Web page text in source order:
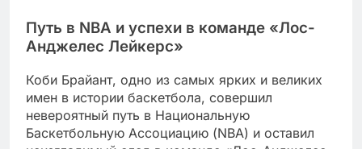
Путь в NBA и успехи в команде «Лос-
Анджелес Лейкерс»
Коби Брайант, одно из самых ярких и великих
имен в истории баскетбола, совершил
невероятный путь в Национальную
Баскетбольную Ассоциацию (NBA) и оставил